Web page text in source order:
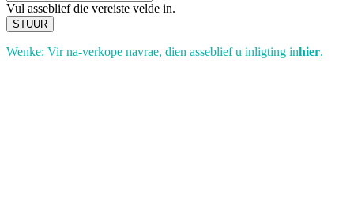
Vul asseblief die vereiste velde in.
STUUR
Wenke: Vir na-verkope navrae, dien asseblief u inligting inhier.